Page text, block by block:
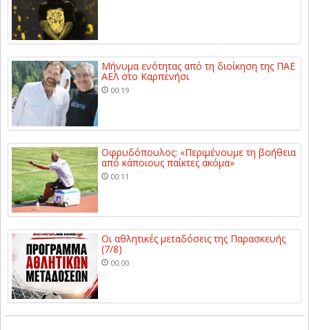
Μήνυμα ενότητας από τη διοίκηση της ΠΑΕ
ΑΕΛ στο Καρπενήσι
00:19
Οφρυδόπουλος: «Περιμένουμε τη βοήθεια
από κάποιους παίκτες ακόμα»
00:11
Οι αθλητικές μεταδόσεις της Παρασκευής
(7/8)
00:00